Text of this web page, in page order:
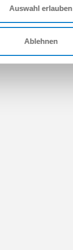
Auswahl erlauben
Ablehnen